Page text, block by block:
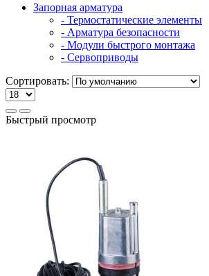
Запорная арматура
- Термостатические элементы
- Арматура безопасности
- Модули быстрого монтажа
- Сервоприводы
Сортировать:
Быстрый просмотр